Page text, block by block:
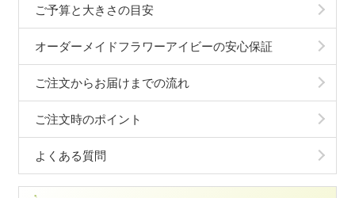
ご予算と大きさの目安
オーダーメイドフラワーアイビーの安心保証
ご注文からお届けまでの流れ
ご注文時のポイント
よくある質問